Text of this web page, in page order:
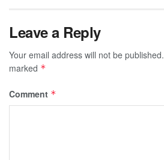
Leave a Reply
Your email address will not be published.
marked *
Comment *